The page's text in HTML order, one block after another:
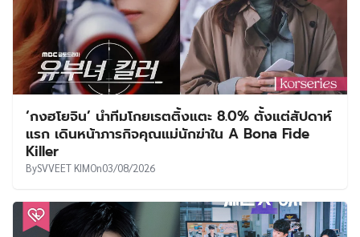
‘กงฮโยจิน’ นำทีมโกยเรตติ้งแตะ 8.0% ตั้งแต่สัปดาห์
แรก เดินหน้าภารกิจคุณแม่นักฆ่าใน A Bona Fide
Killer
BySVVEET KIMOn03/08/2026